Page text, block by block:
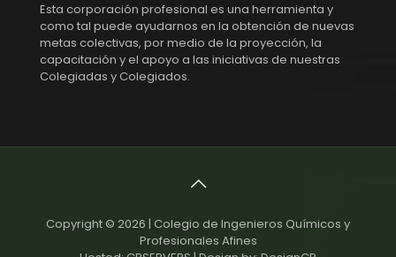
Esta corporación profesional es una herramienta y
como tal puede ayudarnos en la obtención de nuevas
metas colectivas, por medio de la proyección, la
capacitación y el apoyo a las iniciativas de nuestras
Colegiadas y Colegiados.
Copyright © 2026 | Colegio de Ingenieros Químicos y
Profesionales Afines